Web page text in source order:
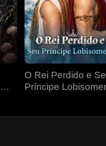
O Rei Perdido e
Príncipe